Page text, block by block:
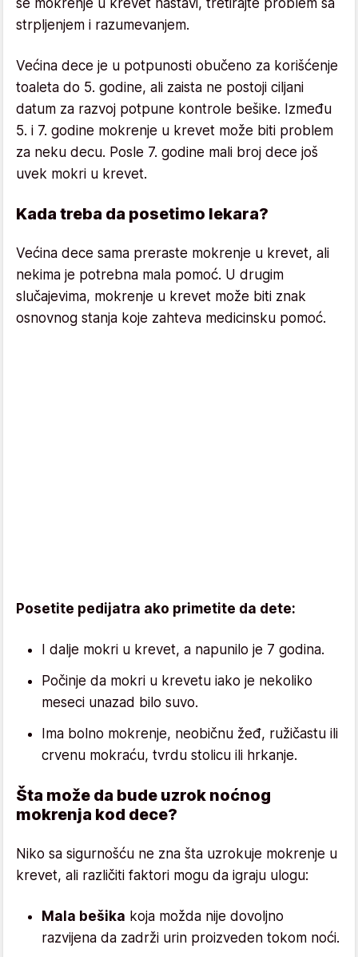
strpljenjem i razumevanjem.
Većina dece je u potpunosti obučeno za korišćenje
toaleta do 5. godine, ali zaista ne postoji ciljani
datum za razvoj potpune kontrole bešike. Između
5. i 7. godine mokrenje u krevet može biti problem
za neku decu. Posle 7. godine mali broj dece još
uvek mokri u krevet.
Kada treba da posetimo lekara?
Većina dece sama preraste mokrenje u krevet, ali
nekima je potrebna mala pomoć. U drugim
slučajevima, mokrenje u krevet može biti znak
osnovnog stanja koje zahteva medicinsku pomoć.
Posetite pedijatra ako primetite da dete:
I dalje mokri u krevet, a napunilo je 7 godina.
Počinje da mokri u krevetu iako je nekoliko
meseci unazad bilo suvo.
Ima bolno mokrenje, neobičnu žeđ, ružičastu ili
crvenu mokraću, tvrdu stolicu ili hrkanje.
Šta može da bude uzrok noćnog
mokrenja kod dece?
Niko sa sigurnošću ne zna šta uzrokuje mokrenje u
krevet, ali različiti faktori mogu da igraju ulogu:
Mala bešika koja možda nije dovoljno
razvijena da zadrži urin proizveden tokom noći.